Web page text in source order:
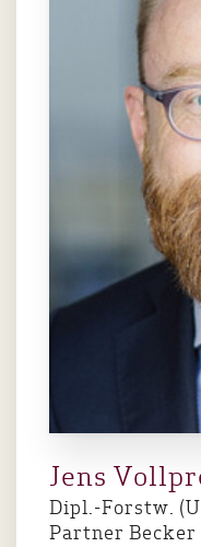
Jens
Dipl.-Forstw.
Partner